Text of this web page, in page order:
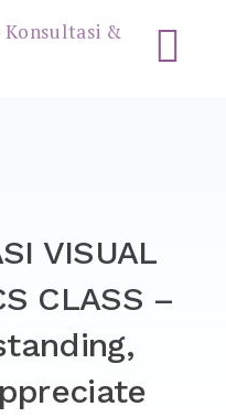
–
VISUAL
CLASS –